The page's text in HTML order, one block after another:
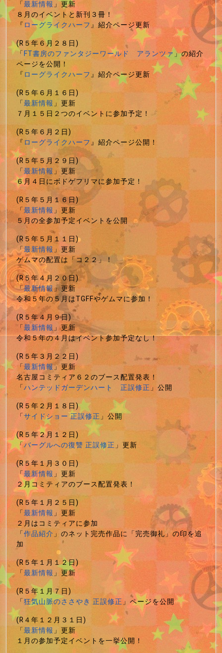
「最新情報」更新
８月のイベントと新刊３冊！
『ローグライクハーフ』紹介ページ更新
(R５年６月２８日)
「FT書房のファンタジーワールド アランツァ」の紹介
ページを公開！
『ローグライクハーフ』紹介ページ更新
(R５年６月１６日)
「最新情報」更新
７月１５日２つのイベントに参加予定！
(R５年６月２日)
『ローグライクハーフ』紹介ページ公開！
(R５年５月２９日)
「最新情報」更新
６月４日にボドゲフリマに参加予定！
(R５年５月１６日)
「最新情報」更新
５月の全参加予定イベントを公開
(R５年５月１１日)
「最新情報」更新
ゲムマの配置は「コ２２」！
(R５年４月２０日)
「最新情報」更新
令和５年の５月はTGFFやゲムマに参加！
(R５年４月９日)
「最新情報」更新
令和５年の４月はイベント参加予定なし！
(R５年３月２２日)
「最新情報」更新
名古屋コミティア６２のブース配置発表！
「ハンテッドガーデンハート 正誤修正」公開
(R５年２月１８日)
「サイドショー 正誤修正」公開
(R５年２月１２日)
「バーグルへの復讐 正誤修正」更新
(R５年１月３０日)
「最新情報」更新
２月コミティアのブース配置発表！
(R５年１月２５日)
「最新情報」更新
２月はコミティアに参加
「作品紹介」のネット完売作品に「完売御礼」の印を追
加
(R５年１月１２日)
「最新情報」更新
(R５年１月７日)
「狂気山脈のささやき 正誤修正」ページを公開
(R４年１２月３１日)
「最新情報」更新
１月の参加予定イベントを一挙公開！